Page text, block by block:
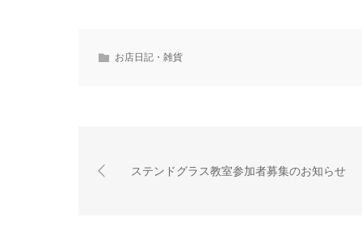
お店日記・雑貨
ステンドグラス教室参加者募集のお知らせ